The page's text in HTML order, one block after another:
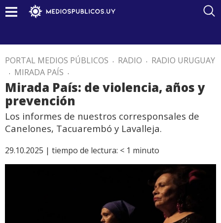
PORTAL MEDIOS PÚBLICOS . RADIO . RADIO URUGUAY
. MIRADA PAÍS .
Mirada País: de violencia, años y
prevención
Los informes de nuestros corresponsales de
Canelones, Tacuarembó y Lavalleja.
29.10.2025 | tiempo de lectura: < 1 minuto